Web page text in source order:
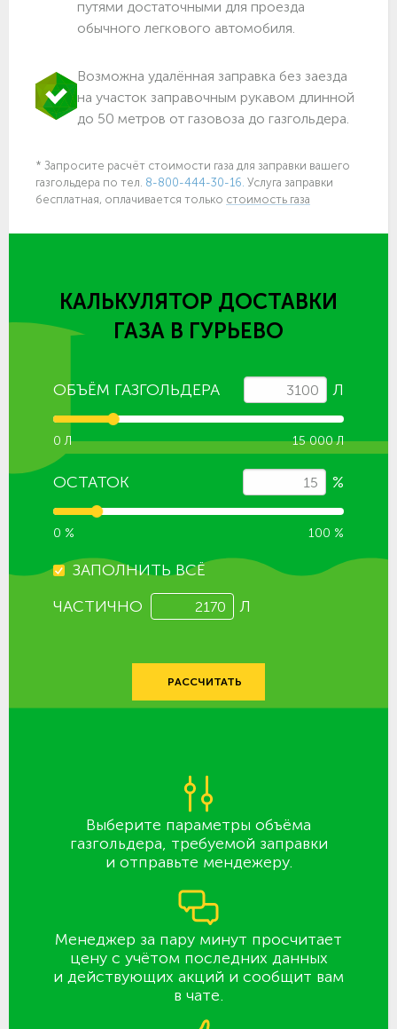
путями достаточными для проезда
обычного легкового автомобиля.
Возможна удалённая заправка без заезда
на участок заправочным рукавом длинной
до 50 метров от газовоза до газгольдера.
* Запросите расчёт стоимости газа для заправки вашего
газгольдера по тел. 8-800-444-30-16. Услуга заправки
бесплатная, оплачивается только стоимость газа
КАЛЬКУЛЯТОР ДОСТАВКИ
ГАЗА В ГУРЬЕВО
ОБЪЁМ ГАЗГОЛЬДЕРА Л
0 Л 15 000 Л
ОСТАТОК %
0 % 100 %
ЗАПОЛНИТЬ ВСЁ
ЧАСТИЧНО
Л
РАССЧИТАТЬ
Выберите параметры объёма
газгольдера, требуемой заправки
и отправьте мендежеру.
Менеджер за пару минут просчитает
цену с учётом последних данных
и действующих акций и сообщит вам
в чате.